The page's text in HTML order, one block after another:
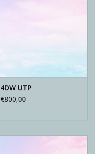
4DW UTP
€800,00